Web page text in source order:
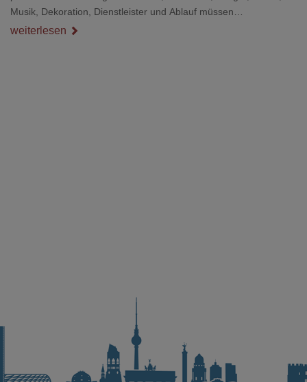
Musik, Dekoration, Dienstleister und Ablauf müssen
zusammenpassen, damit der Tag gut organisiert ist und trotzdem
weiterlesen